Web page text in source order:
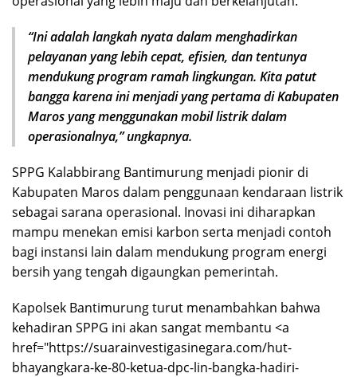
“Ini adalah langkah nyata dalam menghadirkan
pelayanan yang lebih cepat, efisien, dan tentunya
mendukung program ramah lingkungan. Kita patut
bangga karena ini menjadi yang pertama di Kabupaten
Maros yang menggunakan mobil listrik dalam
operasionalnya,” ungkapnya.
SPPG Kalabbirang Bantimurung menjadi pionir di
Kabupaten Maros dalam penggunaan kendaraan listrik
sebagai sarana operasional. Inovasi ini diharapkan
mampu menekan emisi karbon serta menjadi contoh
bagi instansi lain dalam mendukung program energi
bersih yang tengah digaungkan pemerintah.
Kapolsek Bantimurung turut menambahkan bahwa
kehadiran SPPG ini akan sangat membantu <a
href="https://suarainvestigasinegara.com/hut-
bhayangkara-ke-80-ketua-dpc-lin-bangka-hadiri-